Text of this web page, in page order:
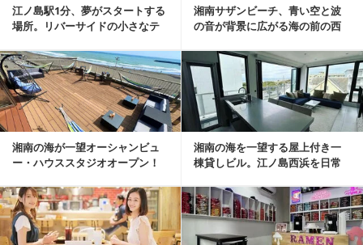
江ノ島駅1分、夢がスタートする
場所。リバーサイドの小さなテ
湘南サザンビーチ、青い空と波
の音が背景に広がる海の前の西
湘南の海が一望オーシャンビュ
ー・ハウススタジオオープン！
湘南の海を一望する屋上付き一
棟貸しビル。江ノ島西浜を日常